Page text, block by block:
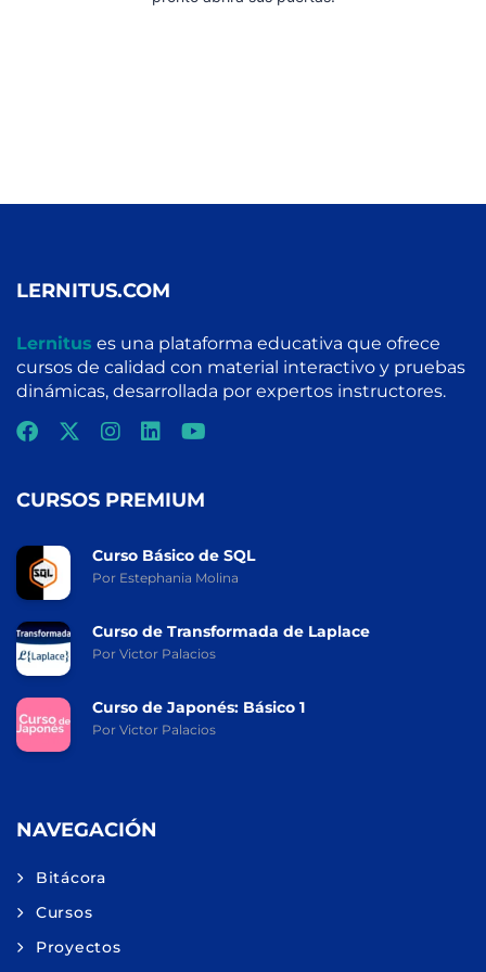
LERNITUS.COM
Lernitus es una plataforma educativa que ofrece
cursos de calidad con material interactivo y pruebas
dinámicas, desarrollada por expertos instructores.
CURSOS PREMIUM
Curso Básico de SQL
Por Estephania Molina
Curso de Transformada de Laplace
Por Victor Palacios
Curso de Japonés: Básico 1
Por Victor Palacios
NAVEGACIÓN
Bitácora
Cursos
Proyectos